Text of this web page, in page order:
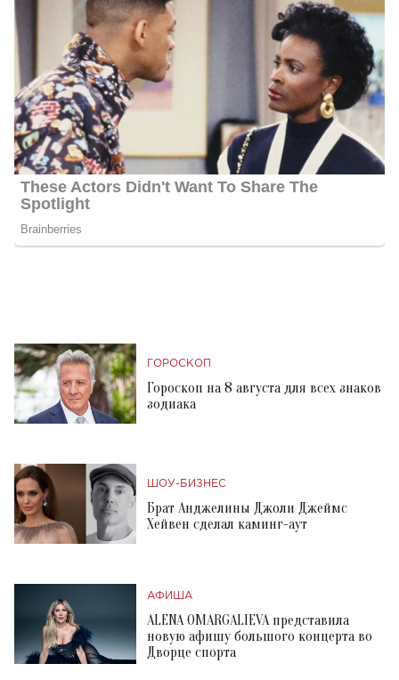
ГОРОСКОП
Гороскоп на 8 августа для всех знаков
зодиака
ШОУ-БИЗНЕС
Брат Анджелины Джоли Джеймс
Хейвен сделал каминг-аут
АФИША
ALENA OMARGALIEVA представила
новую афишу большого концерта во
Дворце спорта